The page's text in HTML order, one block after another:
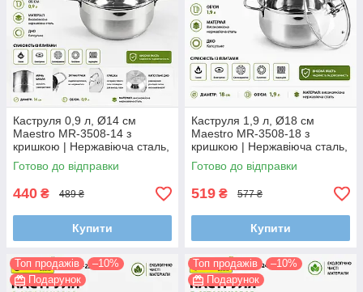
Каструля 0,9 л, Ø14 см
Maestro MR-3508-14 з
кришкою | Нержавіюча сталь,
капсульне дно, для всіх типів
плит
Готово до відправки
440 ₴ 489 ₴
Купити
Каструля 1,9 л, Ø18 см
Maestro MR-3508-18 з
кришкою | Нержавіюча сталь,
капсульне дно, для всіх типів
плит
Готово до відправки
519 ₴ 577 ₴
Купити
Топ продажів
–10%
Подарунок
Топ продажів
–10%
Подарунок